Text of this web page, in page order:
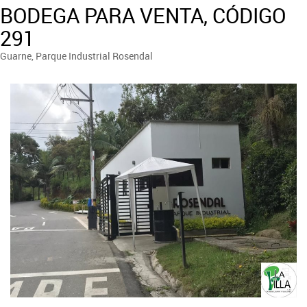
BODEGA PARA VENTA, CÓDIGO
291
Guarne, Parque Industrial Rosendal